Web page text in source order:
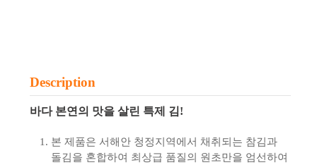
Description
바다 본연의 맛을 살린 특제 김!
본 제품은 서해안 청정지역에서 채취되는 참김과
돌김을 혼합하여 최상급 품질의 원초만을 엄선하여